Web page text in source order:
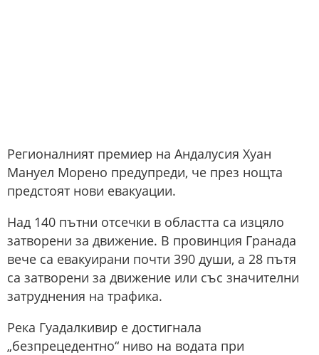
Регионалният премиер на Андалусия Хуан
Мануел Морено предупреди, че през нощта
предстоят нови евакуации.
Над 140 пътни отсечки в областта са изцяло
затворени за движение. В провинция Гранада
вече са евакуирани почти 390 души, а 28 пътя
са затворени за движение или със значителни
затруднения на трафика.
Река Гуадалкивир е достигнала
„безпрецедентно“ ниво на водата при